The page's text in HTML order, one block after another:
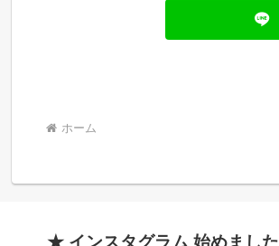
ホーム
★ インスタグラム 始めました